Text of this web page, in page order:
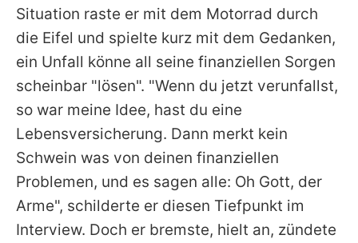
Situation raste er mit dem Motorrad durch
die Eifel und spielte kurz mit dem Gedanken,
ein Unfall könne all seine finanziellen Sorgen
scheinbar "lösen". "Wenn du jetzt verunfallst,
so war meine Idee, hast du eine
Lebensversicherung. Dann merkt kein
Schwein was von deinen finanziellen
Problemen, und es sagen alle: Oh Gott, der
Arme", schilderte er diesen Tiefpunkt im
Interview. Doch er bremste, hielt an, zündete